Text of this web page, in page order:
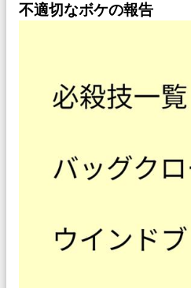
不適切なボケの報告